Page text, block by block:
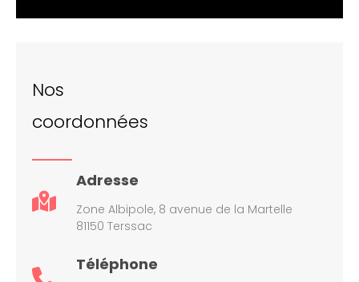
Nos
coordonnées
Adresse
Zone Albipole, 8 avenue de la Martelle
81150 Terssac
Téléphone